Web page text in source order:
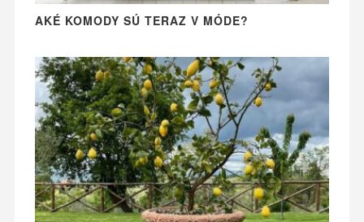
AKÉ KOMODY SÚ TERAZ V MÓDE?